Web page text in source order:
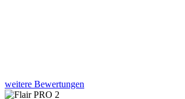
weitere Bewertungen